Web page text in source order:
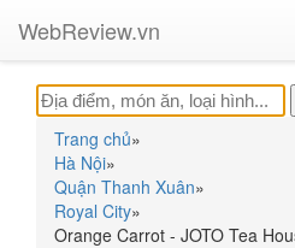
WebReview.vn
Trang chủ»
Hà Nội»
Quận Thanh Xuân»
Royal City»
Orange Carrot - JOTO Tea